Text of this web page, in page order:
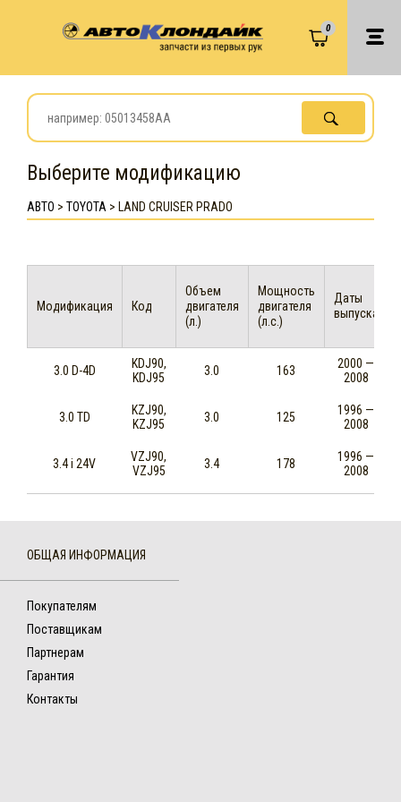
0
Выберите модификацию
АВТО > TOYOTA > LAND CRUISER PRADO
Модификация Код
Объем
двигателя
(л.)
Мощность
двигателя
(л.с.)
Даты
выпуска
3.0 D-4D
KDJ90,
KDJ95
3.0 163
2000 —
2008
3.0 TD
KZJ90,
KZJ95
3.0 125
1996 —
2008
3.4 i 24V
VZJ90,
VZJ95
3.4 178
1996 —
2008
ОБЩАЯ ИНФОРМАЦИЯ
Покупателям
Поставщикам
Партнерам
Гарантия
Контакты